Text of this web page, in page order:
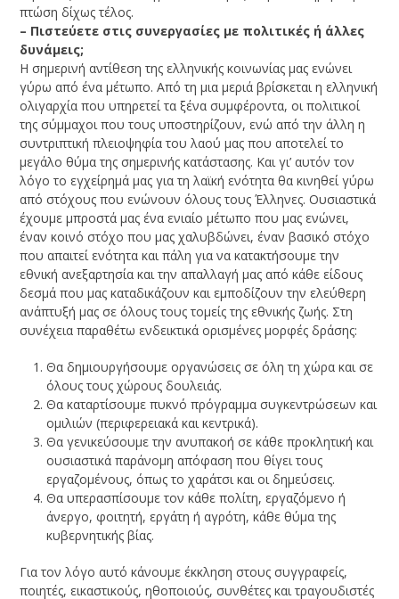
πτώση δίχως τέλος.
– Πιστεύετε στις συνεργασίες με πολιτικές ή άλλες
δυνάμεις;
Η σημερινή αντίθεση της ελληνικής κοινωνίας μας ενώνει
γύρω από ένα μέτωπο. Από τη μια μεριά βρίσκεται η ελληνική
ολιγαρχία που υπηρετεί τα ξένα συμφέροντα, οι πολιτικοί
της σύμμαχοι που τους υποστηρίζουν, ενώ από την άλλη η
συντριπτική πλειοψηφία του λαού μας που αποτελεί το
μεγάλο θύμα της σημερινής κατάστασης. Και γι’ αυτόν τον
λόγο το εγχείρημά μας για τη λαϊκή ενότητα θα κινηθεί γύρω
από στόχους που ενώνουν όλους τους Έλληνες. Ουσιαστικά
έχουμε μπροστά μας ένα ενιαίο μέτωπο που μας ενώνει,
έναν κοινό στόχο που μας χαλυβδώνει, έναν βασικό στόχο
που απαιτεί ενότητα και πάλη για να κατακτήσουμε την
εθνική ανεξαρτησία και την απαλλαγή μας από κάθε είδους
δεσμά που μας καταδικάζουν και εμποδίζουν την ελεύθερη
ανάπτυξή μας σε όλους τους τομείς της εθνικής ζωής. Στη
συνέχεια παραθέτω ενδεικτικά ορισμένες μορφές δράσης:
Θα δημιουργήσουμε οργανώσεις σε όλη τη χώρα και σε
όλους τους χώρους δουλειάς.
Θα καταρτίσουμε πυκνό πρόγραμμα συγκεντρώσεων και
ομιλιών (περιφερειακά και κεντρικά).
Θα γενικεύσουμε την ανυπακοή σε κάθε προκλητική και
ουσιαστικά παράνομη απόφαση που θίγει τους
εργαζομένους, όπως το χαράτσι και οι δημεύσεις.
Θα υπερασπίσουμε τον κάθε πολίτη, εργαζόμενο ή
άνεργο, φοιτητή, εργάτη ή αγρότη, κάθε θύμα της
κυβερνητικής βίας.
Για τον λόγο αυτό κάνουμε έκκληση στους συγγραφείς,
ποιητές, εικαστικούς, ηθοποιούς, συνθέτες και τραγουδιστές